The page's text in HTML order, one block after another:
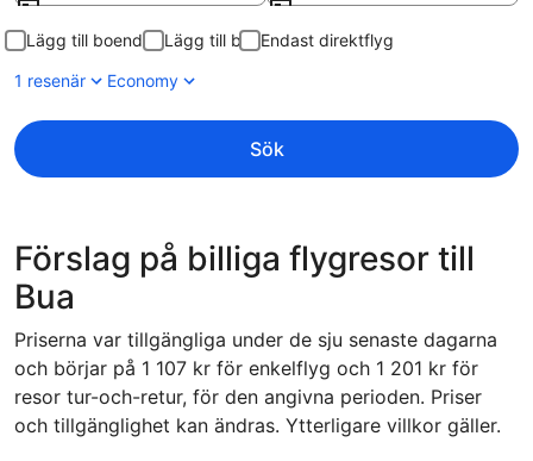
Lägg till boende Lägg till bil
Endast direktflyg
1 resenär
Economy
Sök
Förslag på billiga flygresor till
Bua
Priserna var tillgängliga under de sju senaste dagarna
och börjar på 1 107 kr för enkelflyg och 1 201 kr för
resor tur-och-retur, för den angivna perioden. Priser
och tillgänglighet kan ändras. Ytterligare villkor gäller.